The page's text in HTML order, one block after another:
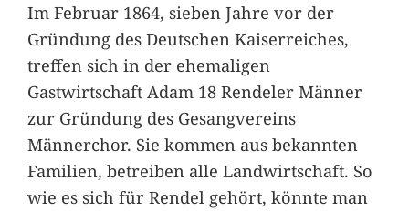
Im Februar 1864, sieben Jahre vor der
Gründung des Deutschen Kaiserreiches,
treffen sich in der ehemaligen
Gastwirtschaft Adam 18 Rendeler Männer
zur Gründung des Gesangvereins
Männerchor. Sie kommen aus bekannten
Familien, betreiben alle Landwirtschaft. So
wie es sich für Rendel gehört, könnte man